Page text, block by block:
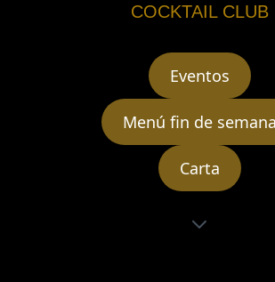
COCKTAIL CLUB
Eventos
Menú fin de semana
Carta